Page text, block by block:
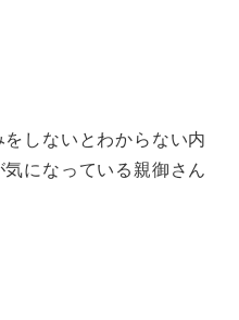
しないとわからない内
になっている親御さん